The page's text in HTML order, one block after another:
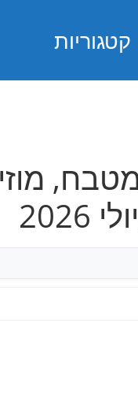
קטגוריות